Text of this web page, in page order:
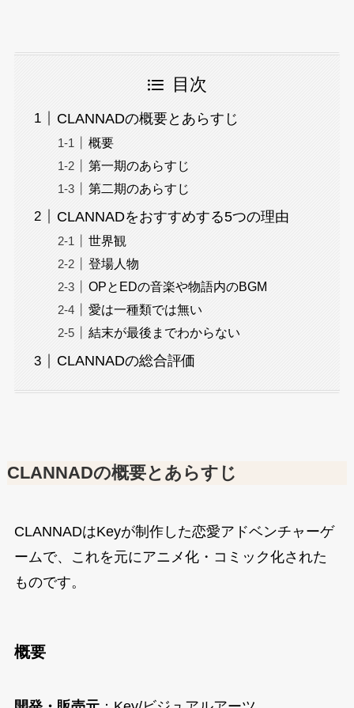
目次
CLANNADの概要とあらすじ
概要
第一期のあらすじ
第二期のあらすじ
CLANNADをおすすめする5つの理由
世界観
登場人物
OPとEDの音楽や物語内のBGM
愛は一種類では無い
結末が最後までわからない
CLANNADの総合評価
CLANNADの概要とあらすじ
CLANNADはKeyが制作した恋愛アドベンチャーゲ
ームで、これを元にアニメ化・コミック化された
ものです。
概要